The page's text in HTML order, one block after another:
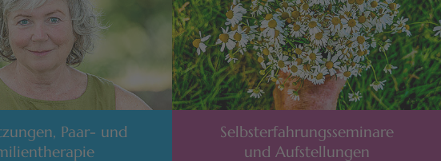
Paar- und
Selbsterfahrungsseminare
und Aufstellungen